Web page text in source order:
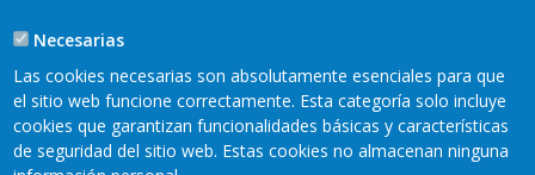
Necesarias
Las cookies necesarias son absolutamente esenciales para que
el sitio web funcione correctamente. Esta categoría solo incluye
cookies que garantizan funcionalidades básicas y características
de seguridad del sitio web. Estas cookies no almacenan ninguna